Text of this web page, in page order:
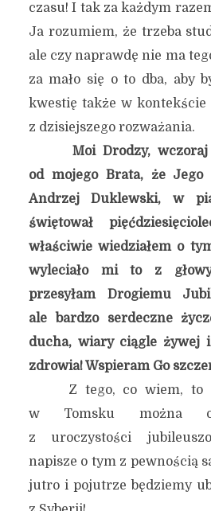
czasu! I tak za każdym
Ja rozumiem, że trzeba
ale czy naprawdę nie ma
za mało się o to dba, aby
kwestię także w kontekście
z dzisiejszego rozważania.
Moi Drodzy, wczoraj
od mojego Brata, że Jego
Andrzej Duklewski, w
świętował
właściwie wiedziałem o
wyleciało mi to z
przesyłam Drogiemu
ale bardzo serdeczne
ducha, wiary ciągle żywej
zdrowia! Wspieram Go
Z tego, co wiem, to
w Tomsku można
z uroczystości
napisze o tym z pewnością
jutro i pojutrze będziemy